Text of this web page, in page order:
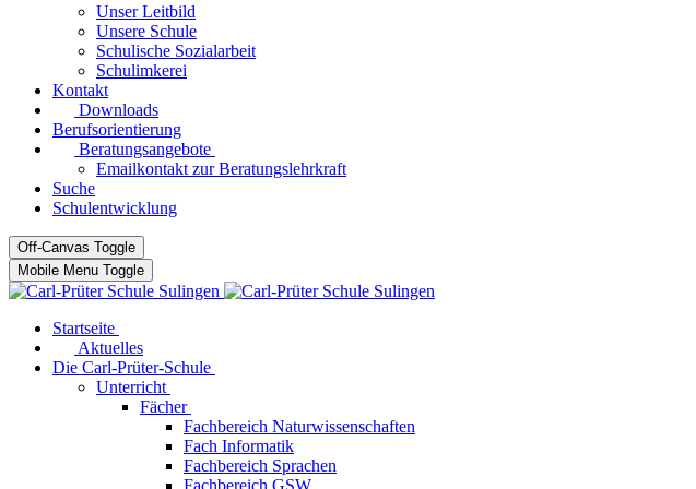
Unser Leitbild
Unsere Schule
Schulische Sozialarbeit
Schulimkerei
Kontakt
Downloads
Berufsorientierung
Beratungsangebote
Emailkontakt zur Beratungslehrkraft
Suche
Schulentwicklung
Off-Canvas Toggle
Mobile Menu Toggle
Startseite
Aktuelles
Die Carl-Prüter-Schule
Unterricht
Fächer
Fachbereich Naturwissenschaften
Fach Informatik
Fachbereich Sprachen
Fachbereich GSW